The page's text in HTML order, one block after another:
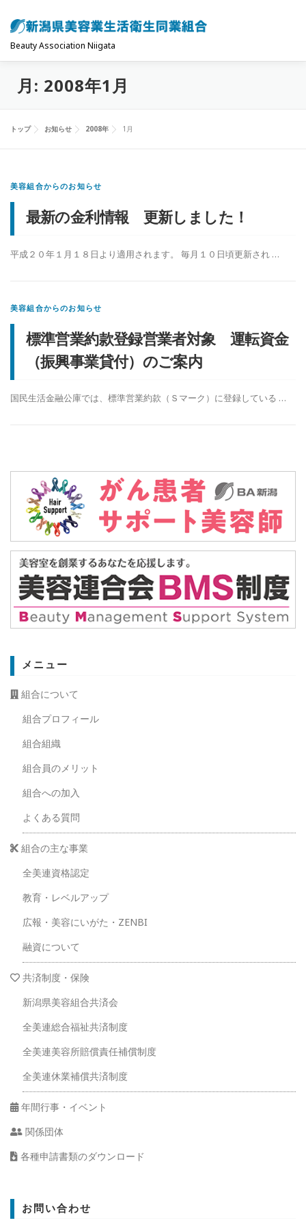
ン
Beauty Association Niigata
トップ 組合について
月: 2008年1月
トップ お知らせ 2008年 1月
美容組合からのお知らせ
最新の金利情報 更新しました！
平成２０年１月１８日より適用されます。 毎月１０日頃更新され …
美容組合からのお知らせ
標準営業約款登録営業者対象 運転資金
（振興事業貸付）のご案内
国民生活金融公庫では、標準営業約款（Ｓマーク）に登録している …
メニュー
組合について
組合プロフィール
組合組織
組合員のメリット
組合への加入
よくある質問
組合の主な事業
全美連資格認定
教育・レベルアップ
広報・美容にいがた・ZENBI
融資について
共済制度・保険
新潟県美容組合共済会
全美連総合福祉共済制度
全美連美容所賠償責任補償制度
全美連休業補償共済制度
年間行事・イベント
関係団体
各種申請書類のダウンロード
お問い合わせ